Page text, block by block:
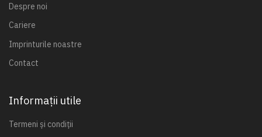
Despre noi
Cariere
Imprinturile noastre
Contact
Informații utile
Termeni și condiții